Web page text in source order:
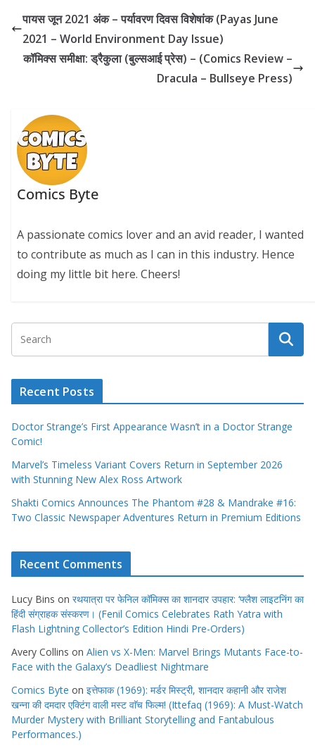
b
o
o
er e
st
e
dI
n
s
A
p
p
di
t
y
Li
n
k
e
पायस जून 2021 अंक – पर्यावरण दिवस विशेषांक (Payas June
2021 – World Environment Day Issue)
कॉमिक्स समीक्षा: ड्रैकुला (बुल्सआई प्रेस) – (Comics Review –
Dracula – Bullseye Press)
Comics Byte
A passionate comics lover and an avid reader, I wanted
to contribute as much as I can in this industry. Hence
doing my little bit here. Cheers!
Recent Posts
Doctor Strange’s First Appearance Wasn’t in a Doctor Strange
Comic!
Marvel’s Timeless Variant Covers Return in September 2026
with Stunning New Alex Ross Artwork
Shakti Comics Announces The Phantom #28 & Mandrake #16:
Two Classic Newspaper Adventures Return in Premium Editions
Recent Comments
Lucy Bins on रथयात्रा पर फेनिल कॉमिक्स का शानदार उपहार: ‘फ्लैश लाइटनिंग का
हिंदी संग्राहक संस्करण। (Fenil Comics Celebrates Rath Yatra with
Flash Lightning Collector’s Edition Hindi Pre-Orders)
Avery Collins on Alien vs X-Men: Marvel Brings Mutants Face-to-
Face with the Galaxy’s Deadliest Nightmare
Comics Byte on इत्तेफाक (1969): मर्डर मिस्ट्री, शानदार कहानी और राजेश
खन्ना की दमदार एक्टिंग वाली मस्ट वाॅच फिल्म! (Ittefaq (1969): A Must-Watch
Murder Mystery with Brilliant Storytelling and Fantabulous
Performances.)